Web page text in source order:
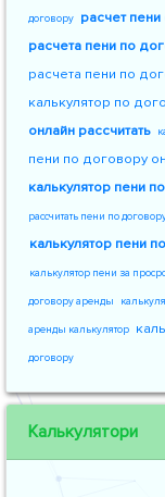
договору расчет
расчета пени по
расчета пени по
калькулятор по
онлайн рассчитать
пени по договору
калькулятор пени
рассчитать пени по
калькулятор пени
калькулятор пени за
договору аренды
аренды калькулятор
договору
Калькулятори